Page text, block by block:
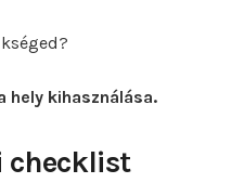
hely kihasználása.
checklist